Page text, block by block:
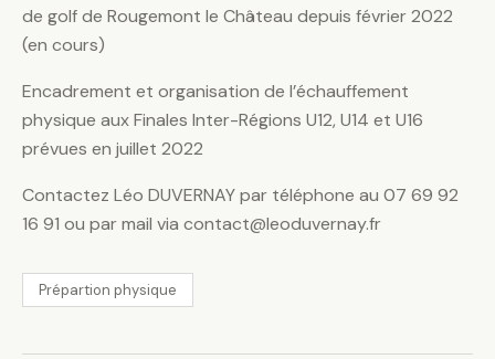
de golf de Rougemont le Château depuis février 2022
(en cours)
Encadrement et organisation de l’échauffement
physique aux Finales Inter-Régions U12, U14 et U16
prévues en juillet 2022
Contactez Léo DUVERNAY par téléphone au 07 69 92
16 91 ou par mail via contact@leoduvernay.fr
Prépartion physique